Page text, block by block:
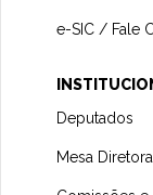
e-SIC / Fale
Deputados
Mesa Diretora